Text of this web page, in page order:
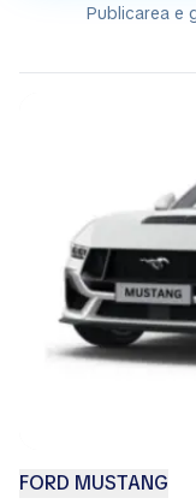
Publicarea e
FORD MUSTANG